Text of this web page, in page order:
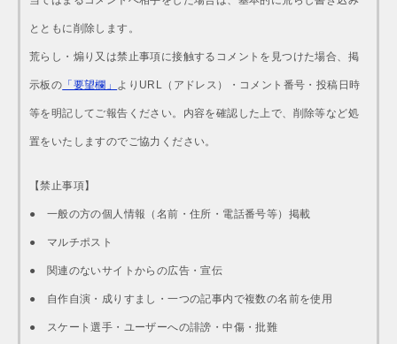
とともに削除します。
荒らし・煽り又は禁止事項に接触するコメントを見つけた場合、掲
示板の 「要望欄」 よりURL（アドレス）・コメント番号・投稿日時
等を明記してご報告ください。内容を確認した上で、削除等など処
置をいたしますのでご協力ください。
【禁止事項】
● 一般の方の個人情報（名前・住所・電話番号等）掲載
● マルチポスト
● 関連のないサイトからの広告・宣伝
● 自作自演・成りすまし・一つの記事内で複数の名前を使用
● スケート選手・ユーザーへの誹謗・中傷・批難